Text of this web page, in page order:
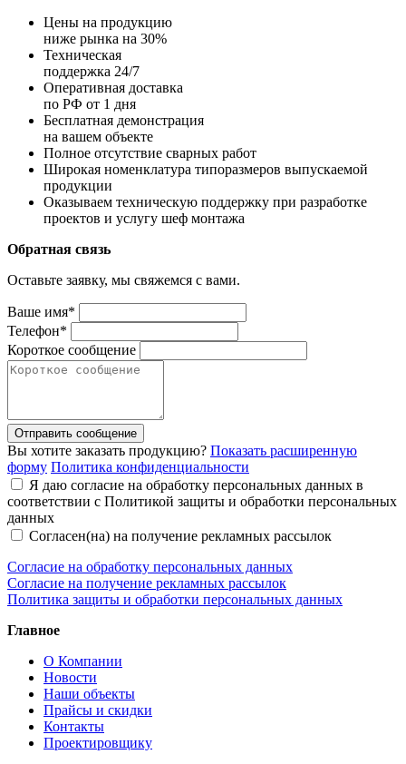
Цены на продукцию
ниже рынка на 30%
Техническая
поддержка 24/7
Оперативная доставка
по РФ от 1 дня
Бесплатная демонстрация
на вашем объекте
Полное отсутствие сварных работ
Широкая номенклатура типоразмеров выпускаемой
продукции
Оказываем техническую поддержку при разработке
проектов и услугу шеф монтажа
Обратная связь
Оставьте заявку, мы свяжемся с вами.
Ваше имя*
Телефон*
Короткое сообщение
Отправить сообщение
Вы хотите заказать продукцию? Показать расширенную
форму Политика конфиденциальности
Я даю согласие на обработку персональных данных в
соответствии с Политикой защиты и обработки персональных
данных
Согласен(на) на получение рекламных рассылок
Согласие на обработку персональных данных
Согласие на получение рекламных рассылок
Политика защиты и обработки персональных данных
Главное
О Компании
Новости
Наши объекты
Прайсы и скидки
Контакты
Проектировщику